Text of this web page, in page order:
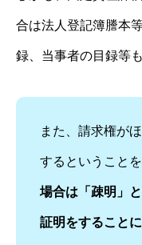
合は法人登記簿謄本
録、当事者の目録等
また、請求権が
するということ
場合は「疎明」
証明をすることに